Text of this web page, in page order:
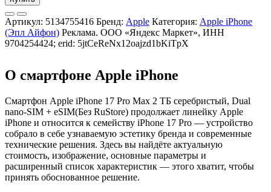
Артикул: 5134755416 Бренд: Apple Категория: Apple iPhone
(Эпл Айфон) Реклама. ООО «Яндекс Маркет», ИНН
9704254424; erid: 5jtCeReNx12oajzd1bKiTpX
О смартфоне Apple iPhone
Смартфон Apple iPhone 17 Pro Max 2 ТБ серебристый, Dual
nano-SIM + eSIM(Без RuStore) продолжает линейку Apple
iPhone и относится к семейству iPhone 17 Pro — устройство
собрало в себе узнаваемую эстетику бренда и современные
технические решения. Здесь вы найдёте актуальную
стоимость, изображение, основные параметры и
расширенный список характеристик — этого хватит, чтобы
принять обоснованное решение.